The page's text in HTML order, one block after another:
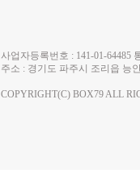
사업자등록번호 : 141-01-
주소 : 경기도 파주시 조리읍 능
COPYRIGHT(C) BOX79 ALL